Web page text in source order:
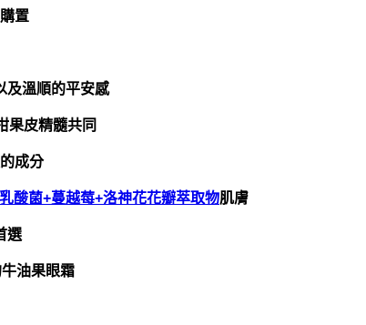
置
及溫順的平安感
果皮精髓共同
成分
乳酸菌+蔓越莓+洛神花花瓣萃取物肌膚
選
油果眼霜